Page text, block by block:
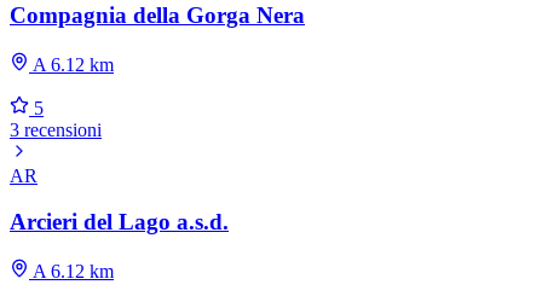
Compagnia della Gorga Nera
A 6.12 km
5
3 recensioni
AR
Arcieri del Lago a.s.d.
A 6.12 km